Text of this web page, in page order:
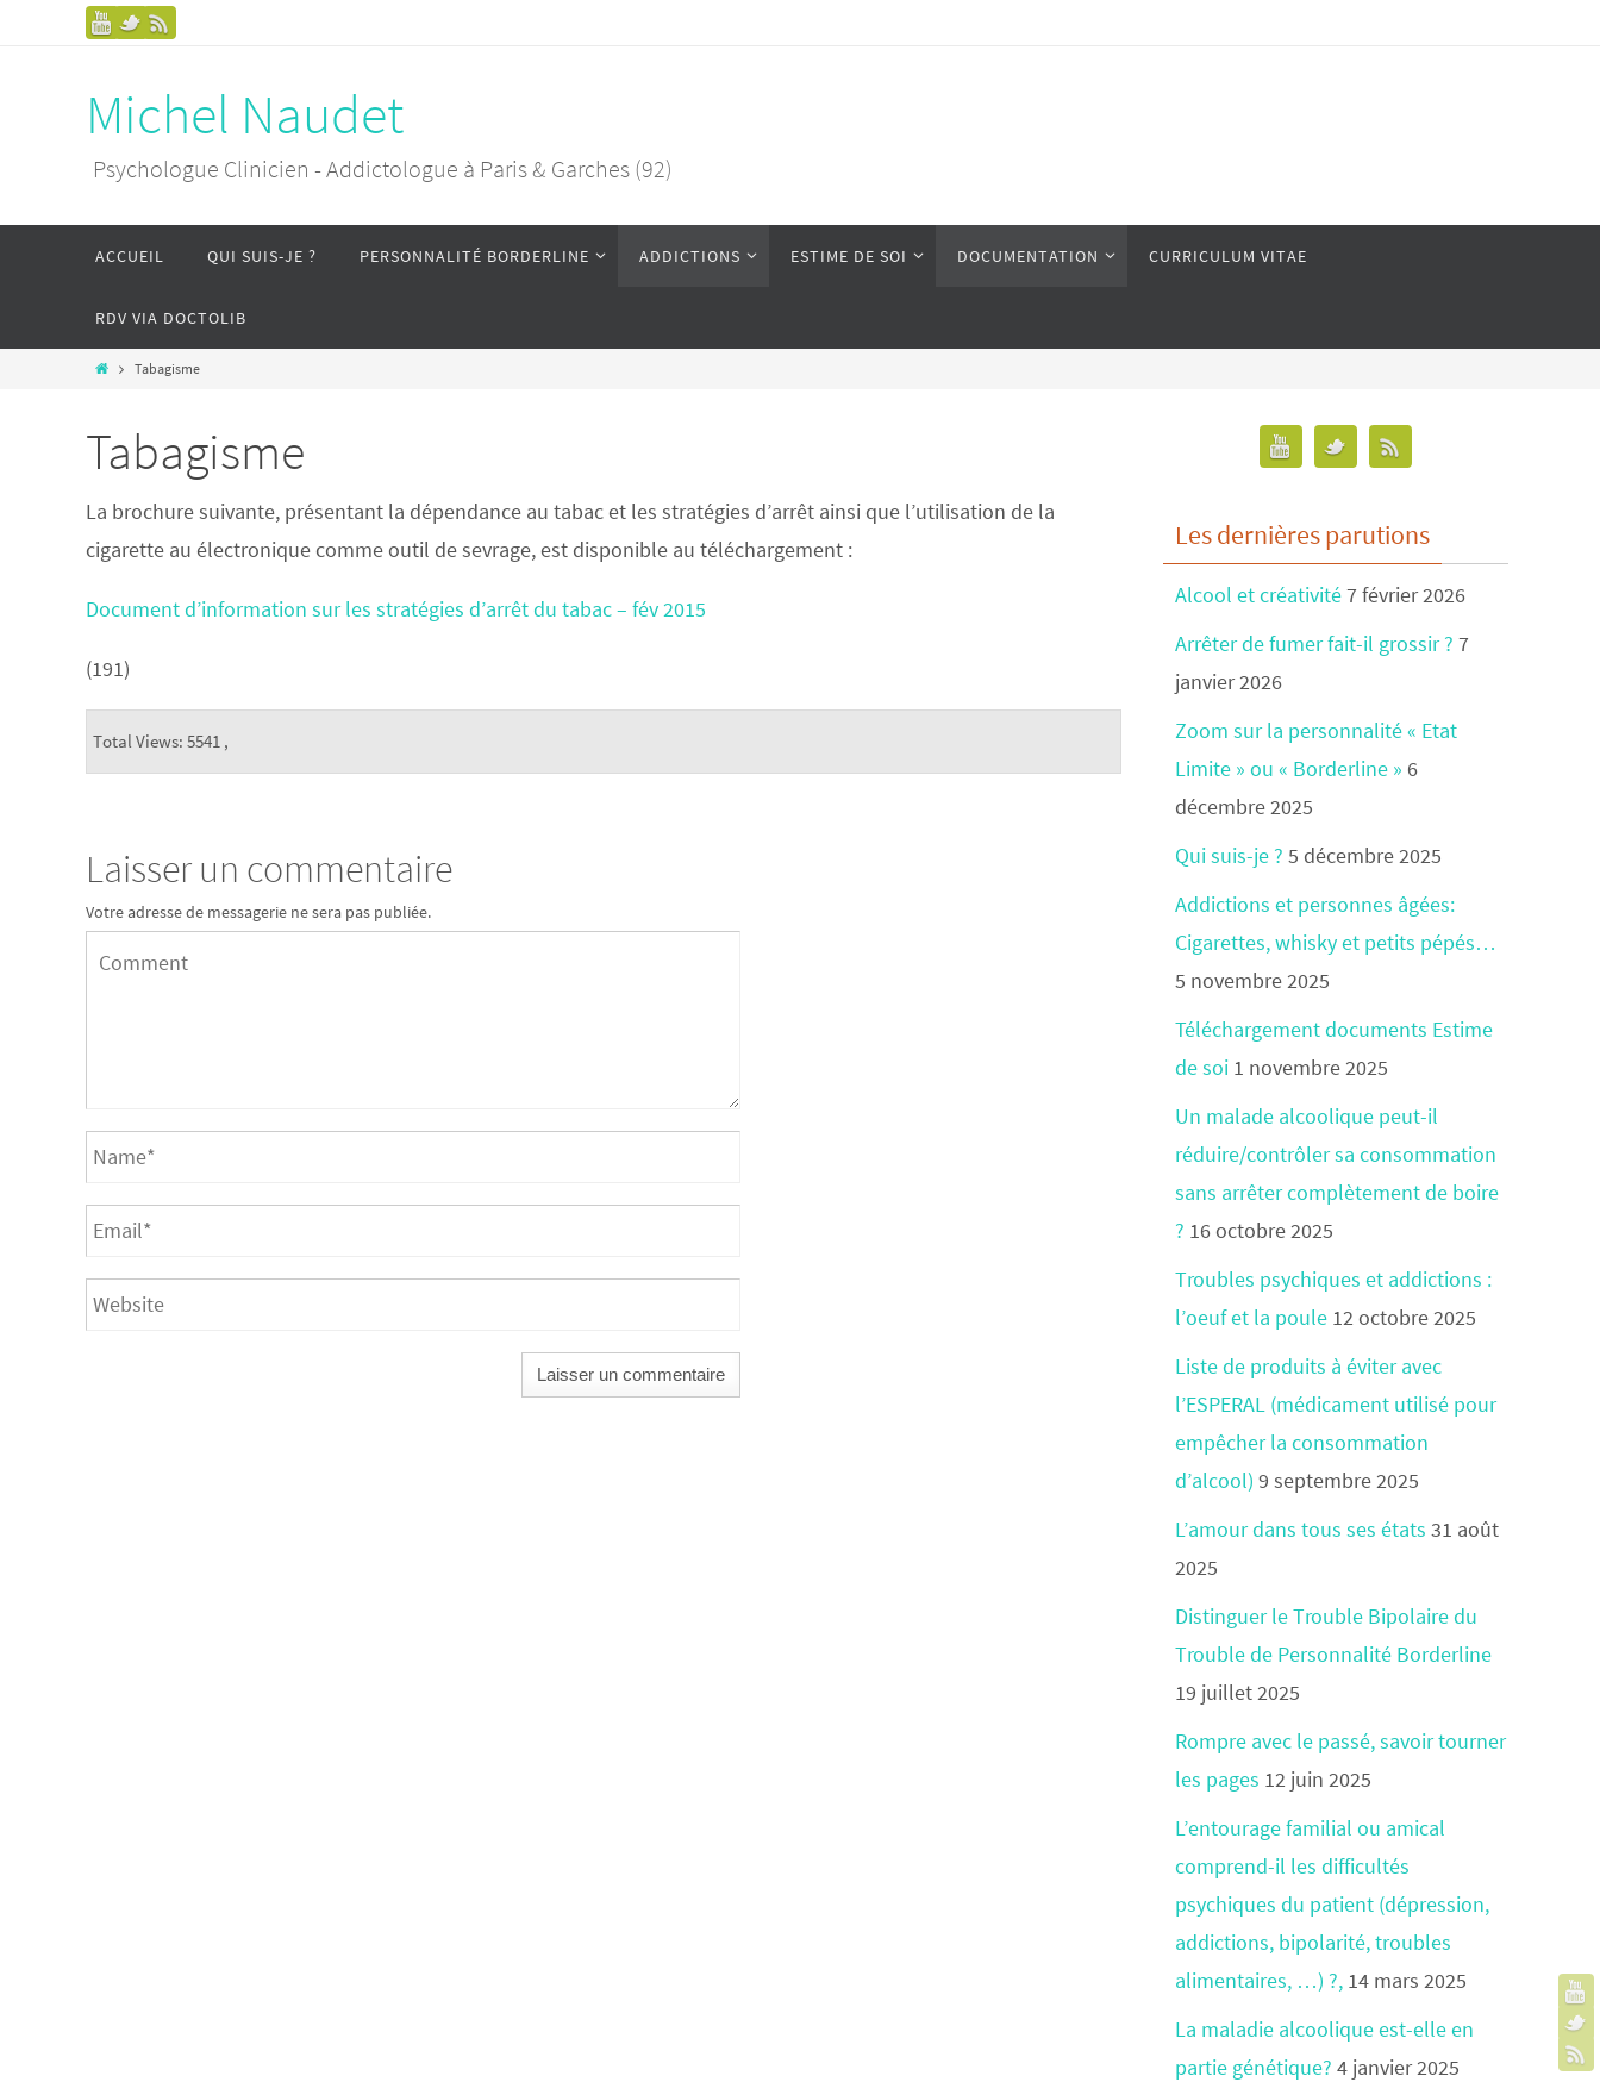
Michel Naudet
Psychologue Clinicien - Addictologue à Paris & Garches (92)
ACCUEIL QUI SUIS-JE ? PERSONNALITÉ BORDERLINE ADDICTIONS ESTIME DE SOI DOCUMENTATION CURRICULUM VITAE
RDV VIA DOCTOLIB
Tabagisme
Tabagisme
La brochure suivante, présentant la dépendance au tabac et les stratégies d’arrêt ainsi que l’utilisation de la
cigarette au électronique comme outil de sevrage, est disponible au téléchargement :
Document d’information sur les stratégies d’arrêt du tabac – fév 2015
(191)
Total Views: 5541 ,
Laisser un commentaire
Votre adresse de messagerie ne sera pas publiée.
Les dernières parutions
Alcool et créativité7 février 2026
Arrêter de fumer fait-il grossir ? 7
janvier 2026
Zoom sur la personnalité « Etat
Limite » ou « Borderline » 6
décembre 2025
Qui suis-je ? 5 décembre 2025
Addictions et personnes âgées:
Cigarettes, whisky et petits pépés…
5 novembre 2025
Téléchargement documents Estime
de soi 1 novembre 2025
Un malade alcoolique peut-il
réduire/contrôler sa consommation
sans arrêter complètement de boire
? 16 octobre 2025
Troubles psychiques et addictions :
l’oeuf et la poule 12 octobre 2025
Liste de produits à éviter avec
l’ESPERAL (médicament utilisé pour
empêcher la consommation
d’alcool) 9 septembre 2025
L’amour dans tous ses états 31 août
2025
Distinguer le Trouble Bipolaire du
Trouble de Personnalité Borderline
19 juillet 2025
Rompre avec le passé, savoir tourner
les pages 12 juin 2025
L’entourage familial ou amical
comprend-il les difficultés
psychiques du patient (dépression,
addictions, bipolarité, troubles
alimentaires, …) ?, 14 mars 2025
La maladie alcoolique est-elle en
partie génétique? 4 janvier 2025